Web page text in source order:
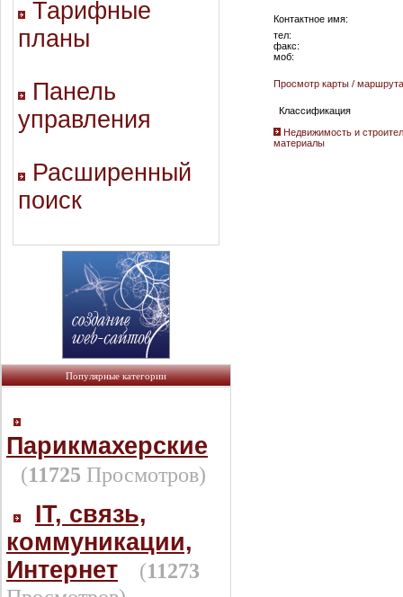
Тарифные
планы
Панель
управления
Расширенный
поиск
Популярные категории
Парикмахерские
(11725 Просмотров)
IT, связь,
коммуникации,
Интернет
(11273
Контактное имя:
тел:
факс:
моб:
Просмотр карты / маршрута
Классификация
Недвижимость и
материалы